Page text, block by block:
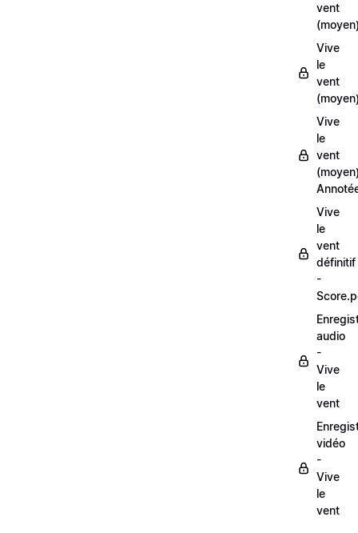
vent
Vive
le
vent
Vive
le
vent
Vive
le
vent
définitif
-
audio
-
Vive
le
vent
vidéo
-
Vive
le
vent